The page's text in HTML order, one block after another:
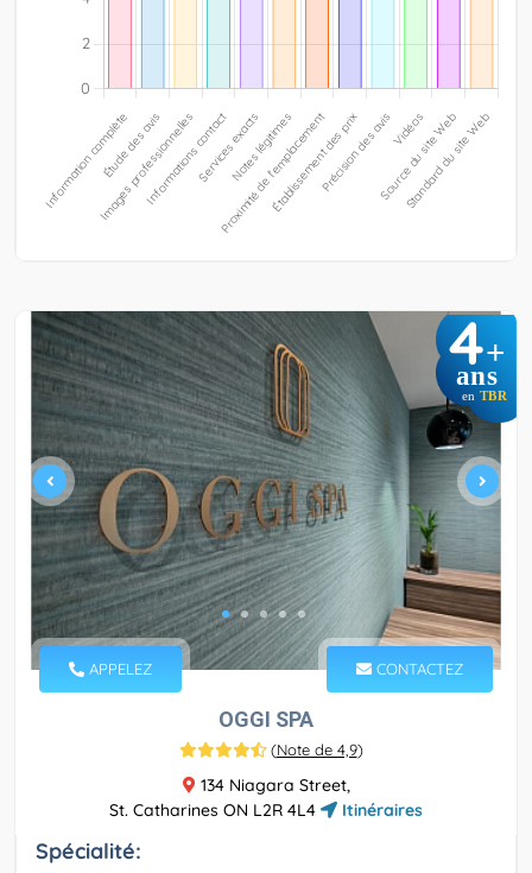
4+
ans
en TBR
APPELEZ CONTACTEZ
OGGI SPA
(Note de 4,9)
134 Niagara Street,
St. Catharines ON L2R 4L4
Itinéraires
Spécialité: